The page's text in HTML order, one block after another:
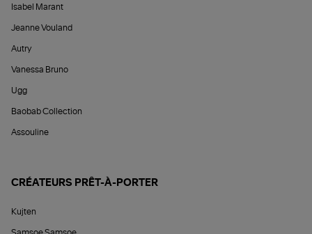
Isabel Marant
Jeanne Vouland
Autry
Vanessa Bruno
Ugg
Baobab Collection
Assouline
CRÉATEURS PRÊT-À-PORTER
Kujten